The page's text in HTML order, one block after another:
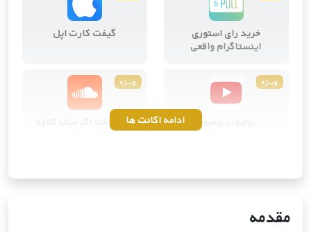
خرید رای استوری
اینستاگرام واقعی
گیفت کارت اپل
ویــژه
یوتیوب پرمیوم
ویــژه
خرید اشتراک ساندکلاودادامه اکانت ها
مقدمه